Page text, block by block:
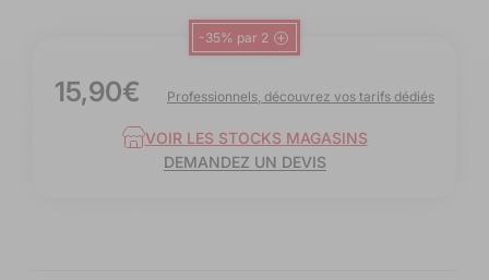
-35% par 2
Prix
15,90€ Professionnels, découvrez vos tarifs dédiés
VOIR LES STOCKS MAGASINS
DEMANDEZ UN DEVIS